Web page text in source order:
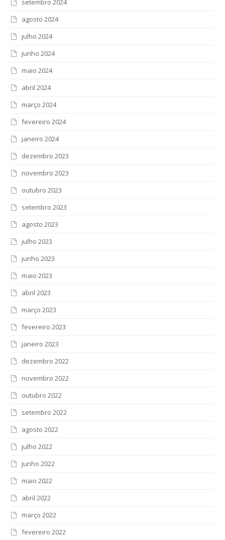
agosto 2024
julho 2024
junho 2024
maio 2024
abril 2024
março 2024
fevereiro 2024
janeiro 2024
dezembro 2023
novembro 2023
outubro 2023
setembro 2023
agosto 2023
julho 2023
junho 2023
maio 2023
abril 2023
março 2023
fevereiro 2023
janeiro 2023
dezembro 2022
novembro 2022
outubro 2022
setembro 2022
agosto 2022
julho 2022
junho 2022
maio 2022
abril 2022
março 2022
fevereiro 2022